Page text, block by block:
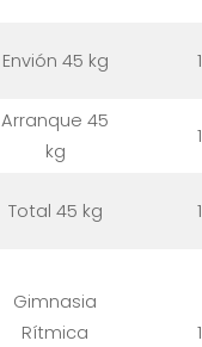
Envión 45 kg 1
Arranque 45
kg
1
Total 45 kg 1
Gimnasia
Rítmica
1